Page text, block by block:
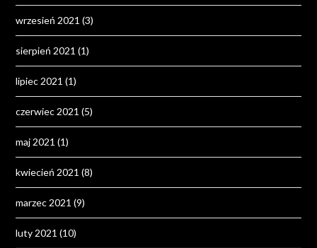
wrzesień 2021 (3)
sierpień 2021 (1)
lipiec 2021 (1)
czerwiec 2021 (5)
maj 2021 (1)
kwiecień 2021 (8)
marzec 2021 (9)
luty 2021 (10)